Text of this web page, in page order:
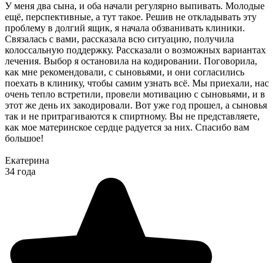
У меня два сына, и оба начали регулярно выпивать. Молодые
ещё, перспективные, а тут такое. Решив не откладывать эту
проблему в долгий ящик, я начала обзванивать клиники.
Связалась с вами, рассказала всю ситуацию, получила
колоссальную поддержку. Рассказали о возможных вариантах
лечения. Выбор я остановила на кодировании. Поговорила,
как мне рекомендовали, с сыновьями, и они согласились
поехать в клинику, чтобы самим узнать всё. Мы приехали, нас
очень тепло встретили, провели мотивацию с сыновьями, и в
этот же день их закодировали. Вот уже год прошел, а сыновья
так и не притрагиваются к спиртному. Вы не представляете,
как мое материнское сердце радуется за них. Спасибо вам
большое!
Екатерина
34 года